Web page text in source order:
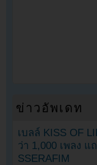
ข่าวอัพเดท
เบลล์ KISS OF
ว่า 1,000 เพลง แ
SSERAFIM